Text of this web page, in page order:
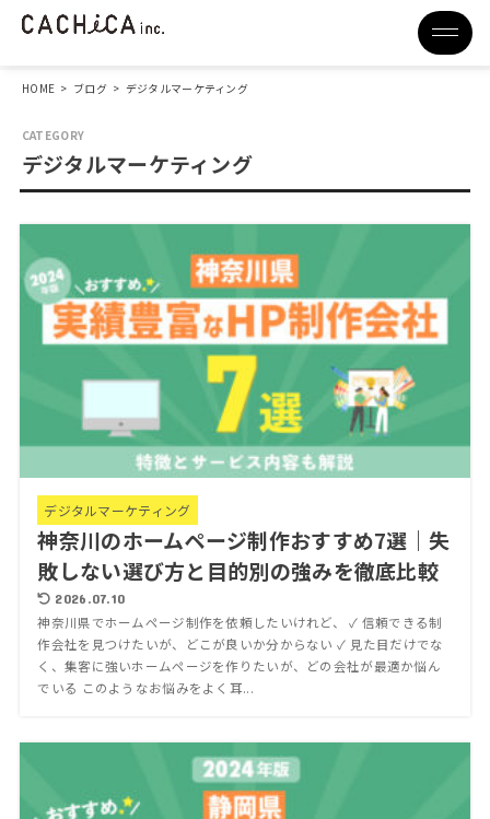
HOME > ブログ > デジタルマーケティング
デジタルマーケティング
デジタルマーケティング
神奈川のホームページ制作おすすめ7選｜失
敗しない選び方と目的別の強みを徹底比較
2026.07.10
神奈川県でホームページ制作を依頼したいけれど、 ✓ 信頼できる制
作会社を見つけたいが、どこが良いか分からない ✓ 見た目だけでな
く、集客に強いホームページを作りたいが、どの会社が最適か悩ん
でいる このようなお悩みをよく耳...